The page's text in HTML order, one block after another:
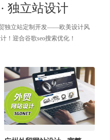
独立站设计
独立站定制开发——欧美设计风
！迎合谷歌seo搜索优化！